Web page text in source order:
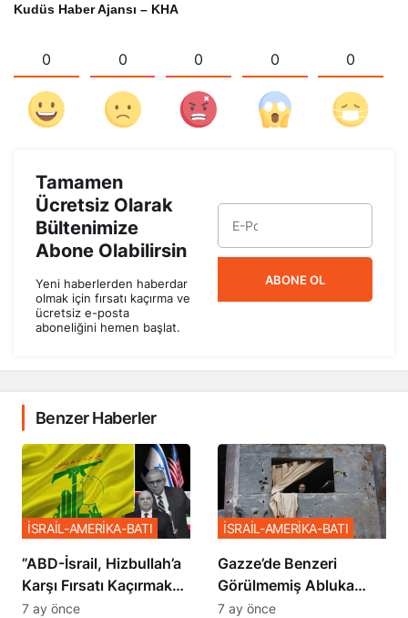
Kudüs Haber Ajansı – KHA
0 0 0 0 0
Tamamen
Ücretsiz Olarak
Bültenimize
Abone Olabilirsin
Yeni haberlerden haberdar
olmak için fırsatı kaçırma ve
ücretsiz e-posta
aboneliğini hemen başlat.
ABONE OL
Benzer Haberler
​​​​​​​”ABD-İsrail, Hizbullah’a
Karşı Fırsatı Kaçırmak
İstemiyor”
İSRAİL-AMERİKA-BATI
7 ay önce
​​​​​​​Gazze’de Benzeri
Görülmemiş Abluka
Planı
İSRAİL-AMERİKA-BATI
7 ay önce